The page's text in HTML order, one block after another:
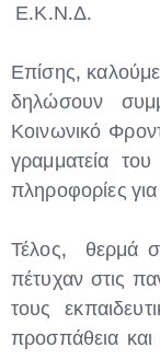
Ε.Κ.Ν.Δ.
Επίσης,
δηλώσουν
Κοινωνικό
γραμματεία
πληροφορίες
Τέλος, θερμά
πέτυχαν στις
τους
προσπάθεια